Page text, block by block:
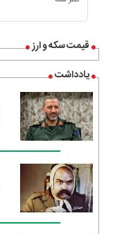
قیمت سکه و ارز
یادداشت